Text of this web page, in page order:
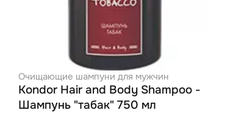
Очищающие шампуни для мужчин
Kondor Hair and Body Shampoo -
Шампунь "табак" 750 мл